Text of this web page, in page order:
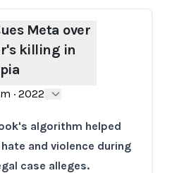
Meta over
killing in
· 2022
algorithm helped
and violence during
case alleges.